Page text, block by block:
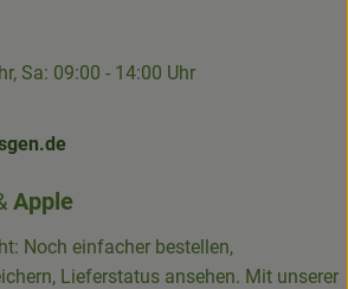
Sa: 09:00 - 14:00 Uhr
Apple
Noch einfacher bestellen,
Lieferstatus ansehen. Mit unserer